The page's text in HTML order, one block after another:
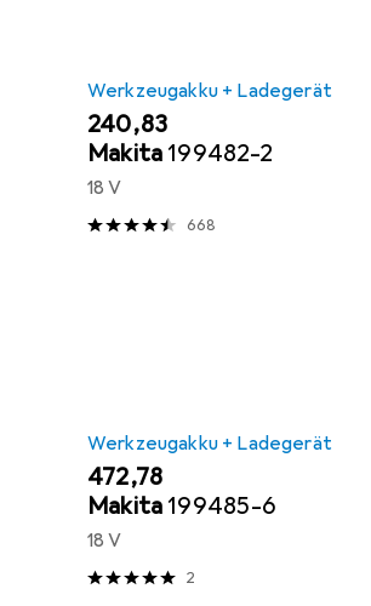
Werkzeugakku + Ladegerät
EUR
240,83
Makita 199482-2
18 V
668
Werkzeugakku + Ladegerät
EUR
472,78
Makita 199485-6
18 V
2